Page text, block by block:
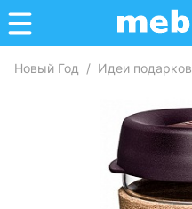
Новый Год / Идеи подарков